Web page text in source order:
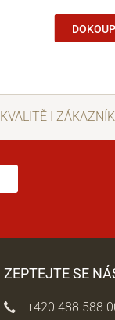
I
ZEPTEJTE SE
+420 488 588